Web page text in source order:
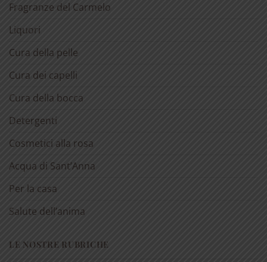
Fragranze del Carmelo
Liquori
Cura della pelle
Cura dei capelli
Cura della bocca
Detergenti
Cosmetici alla rosa
Acqua di Sant’Anna
Per la casa
Salute dell’anima
LE NOSTRE RUBRICHE